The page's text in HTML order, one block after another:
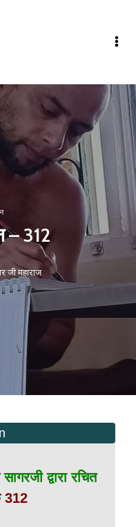
– 312
जी महाराज
द्वारा रचित
312